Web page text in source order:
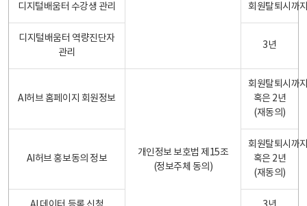
디지털배움터 수강생 관리 회원탈퇴시까
디지털배움터 역량진단자
관리
3년
AI허브 홈페이지 회원정보
개인정보 보호법 제15조
(정보주체 동의)
회원탈퇴시까
혹은 2년
(재동의)
AI허브 홍보동의 정보
회원탈퇴시까
혹은 2년
(재동의)